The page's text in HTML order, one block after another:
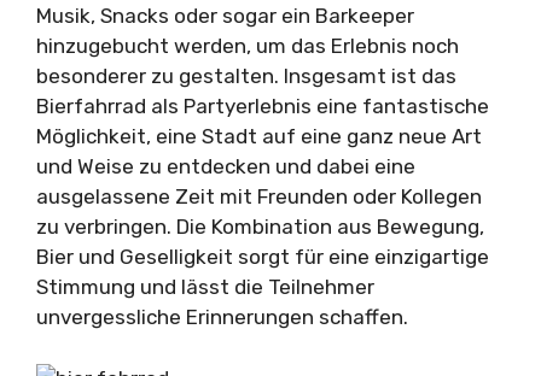
Musik, Snacks oder sogar ein Barkeeper
hinzugebucht werden, um das Erlebnis noch
besonderer zu gestalten. Insgesamt ist das
Bierfahrrad als Partyerlebnis eine fantastische
Möglichkeit, eine Stadt auf eine ganz neue Art
und Weise zu entdecken und dabei eine
ausgelassene Zeit mit Freunden oder Kollegen
zu verbringen. Die Kombination aus Bewegung,
Bier und Geselligkeit sorgt für eine einzigartige
Stimmung und lässt die Teilnehmer
unvergessliche Erinnerungen schaffen.